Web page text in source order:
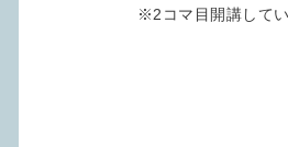
※2コマ目開講して